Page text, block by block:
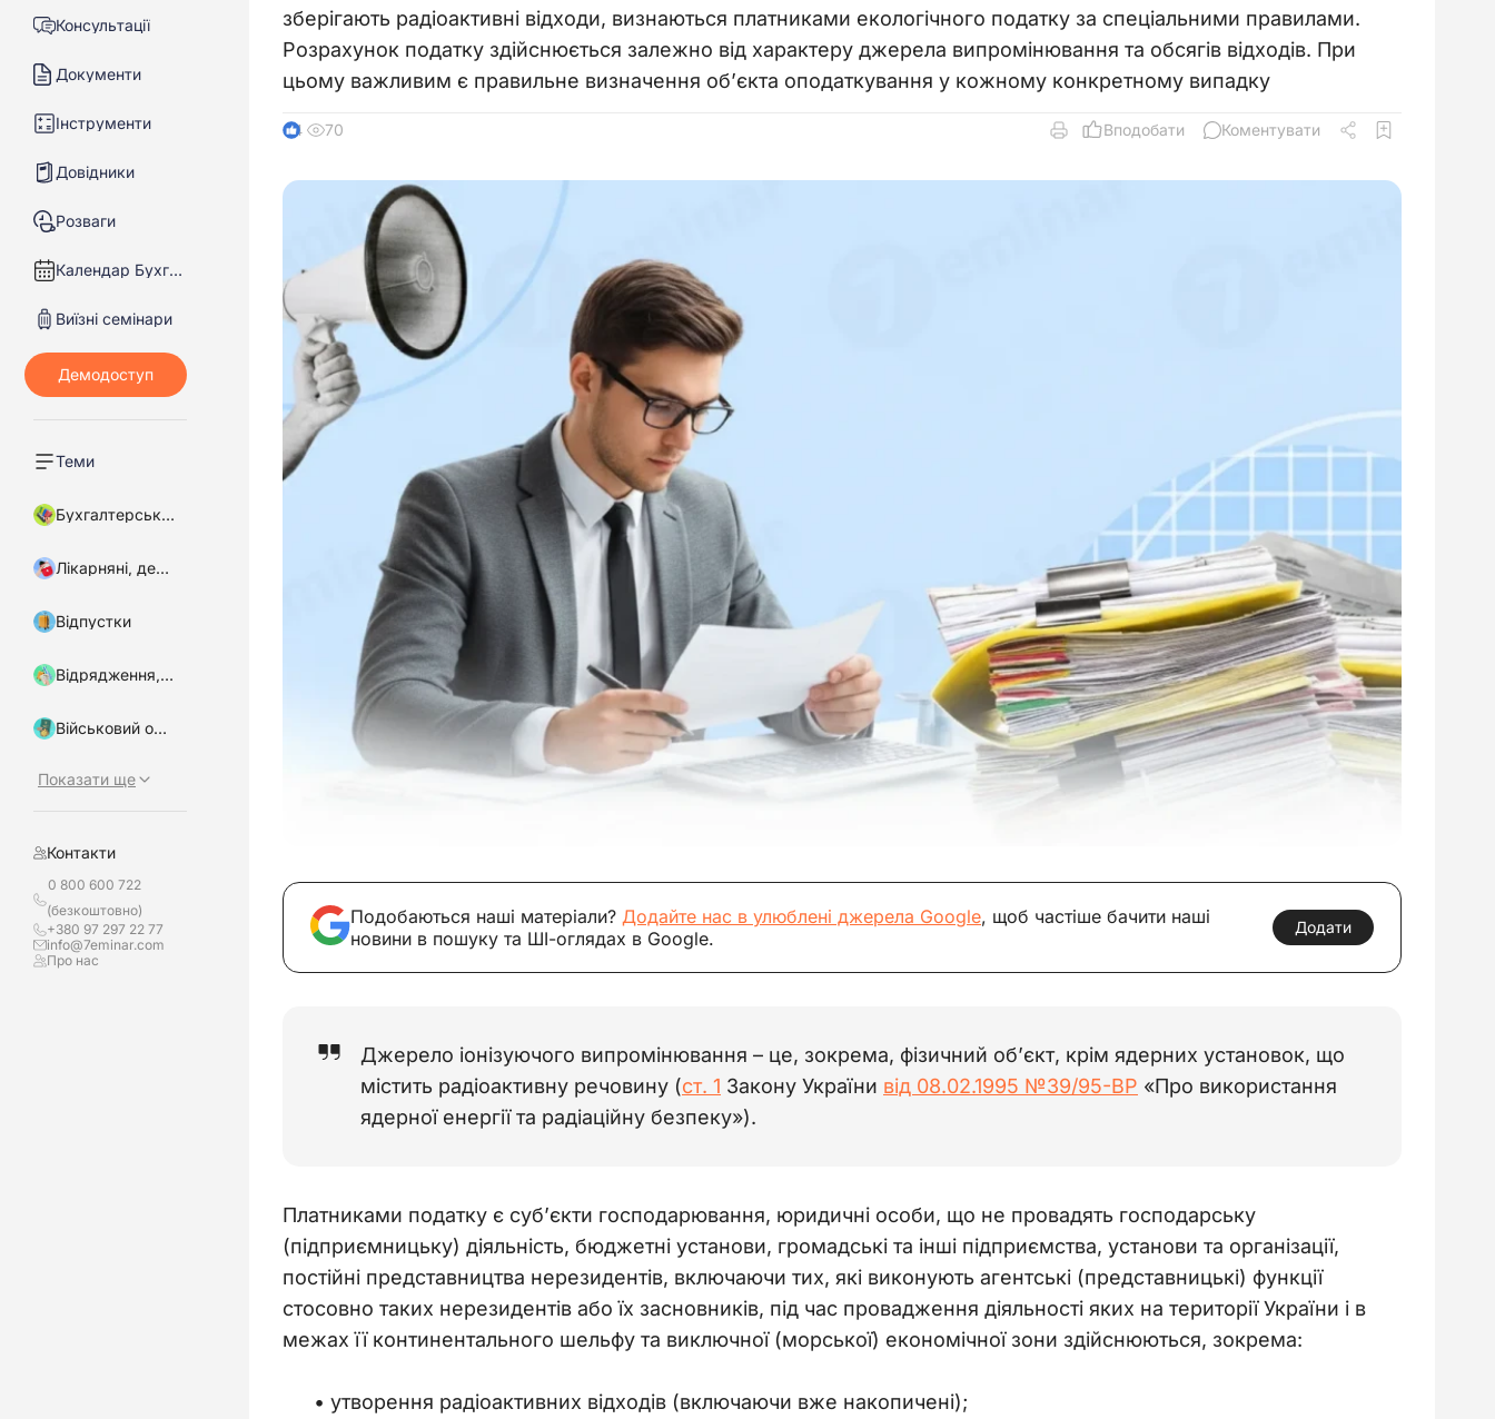
Консультації
Документи
Інструменти
Довідники
Розваги
Календар Бухгалтера
Виїзні семінари
Теми
Бухгалтерський облік
Лікарняні, декретні
Відпустки
Відрядження, підзвітні кошти
Військовий облік, бронювання
Показати ще
Контакти
0 800 600 722
(безкоштовно)
+380 97 297 22 77
info@7eminar.com
Про нас
зберігають радіоактивні відходи, визнаються платниками екологічного податку за спеціальними правилами.
Розрахунок податку здійснюється залежно від характеру джерела випромінювання та обсягів відходів. При
цьому важливим є правильне визначення об’єкта оподаткування у кожному конкретному випадку
4 70 Вподобати Коментувати
Подобаються наші матеріали? Додайте нас в улюблені джерела Google, щоб частіше бачити наші
новини в пошуку та ШІ-оглядах в Google.
Додати
Джерело іонізуючого випромінювання – це, зокрема, фізичний об’єкт, крім ядерних установок, що
містить радіоактивну речовину (ст. 1 Закону України від 08.02.1995 №39/95-ВР «Про використання
ядерної енергії та радіаційну безпеку»).
Платниками податку є суб’єкти господарювання, юридичні особи, що не провадять господарську
(підприємницьку) діяльність, бюджетні установи, громадські та інші підприємства, установи та організації,
постійні представництва нерезидентів, включаючи тих, які виконують агентські (представницькі) функції
стосовно таких нерезидентів або їх засновників, під час провадження діяльності яких на території України і в
межах її континентального шельфу та виключної (морської) економічної зони здійснюються, зокрема:
утворення радіоактивних відходів (включаючи вже накопичені);